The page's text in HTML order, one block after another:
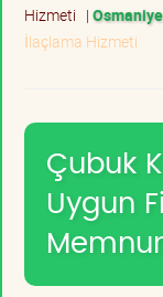
Hizmeti | Osmaniye
İlaçlama Hizmeti
Çubuk
Uygun